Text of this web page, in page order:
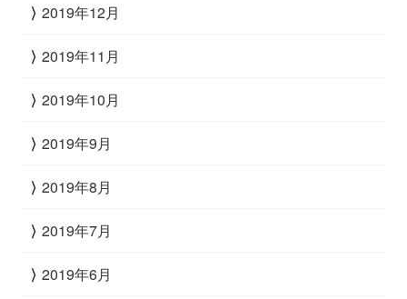
2019年12月
2019年11月
2019年10月
2019年9月
2019年8月
2019年7月
2019年6月